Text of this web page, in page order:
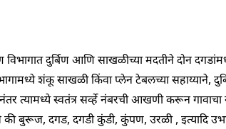
विभागातदुर्बिणआणि साखळीच्या मदतीने दोन
शंकू साखळी किंवाप्लेनटेबलच्यासहाय्याने,
त्यामध्ये स्वतंत्रसर्व्हेनंबरचीआखणीकरून गावाचा
की बुरूज, दगड, दगडी कुंडी, कुंपण, उरळी, इत्यादि